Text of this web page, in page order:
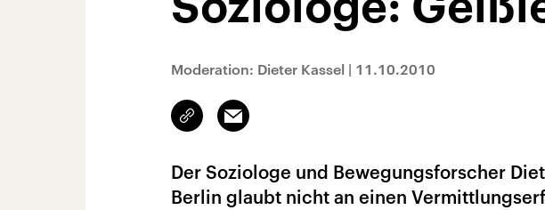
Moderation: Dieter Kassel | 11.10.2010
Link
kopieren/teilen
Email
Der Soziologe und Bewegungsforscher
Berlin glaubt nicht an einen